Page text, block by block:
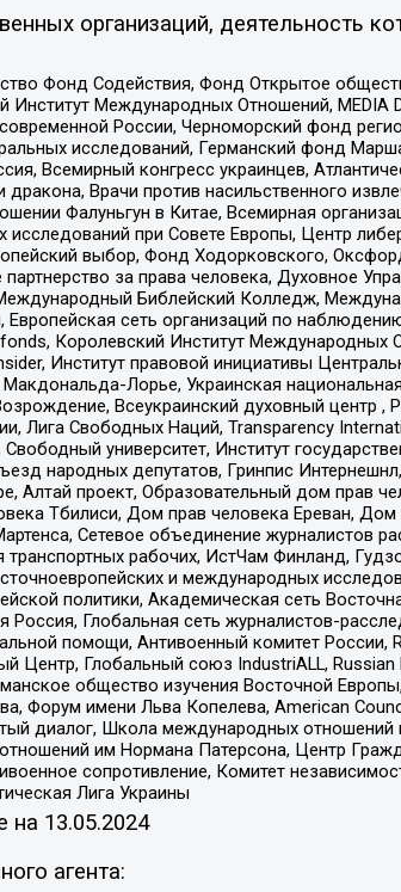
организаций, деятельность
Фонд Содействия, Фонд Открытое
Международных Отношений, MEDIA
России, Черноморский фонд
исследований, Германский фонд
Всемирный конгресс украинцев,
Врачи против насильственного
Фалуньгун в Китае, Всемирная
при Совете Европы, Центр
выбор, Фонд Ходорковского,
за права человека, Духовное
Библейский Колледж,
Европейская сеть организаций по
Королевский Институт
Институт правовой инициативы
Макдональда-Лорье, Украинская
Всеукраинский духовный центр ,
Лига Свободных Наций, Transparеncy
университет, Институт
народных депутатов, Гринпис
Алтай проект, Образовательный дом прав
Тбилиси, Дом прав человека Ереван,
Сетевое объединение журналистов
рабочих, ИстЧам Финланд,
и международных
политики, Академическая сеть
Глобальная сеть журналистов-
помощи, Антивоенный комитет России,
Центр, Глобальный союз IndustriALL,
общество изучения Восточной
Форум имени Льва Копелева, American
диалог, Школа международных отношений
им Нормана Патерсона, Центр
сопротивление, Комитет
Лига Украины
на 13.05.2024
агента: